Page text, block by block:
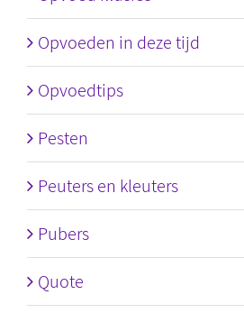
Opvoeden in deze tijd
Opvoedtips
Pesten
Peuters en kleuters
Pubers
Quote